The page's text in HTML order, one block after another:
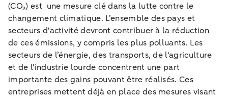
(CO₂) est une mesure clé dans la lutte contre le
changement climatique. L’ensemble des pays et
secteurs d'activité devront contribuer à la réduction
de ces émissions, y compris les plus polluants. Les
secteurs de l’énergie, des transports, de l'agriculture
et de l'industrie lourde concentrent une part
importante des gains pouvant être réalisés. Ces
entreprises mettent déjà en place des mesures visant